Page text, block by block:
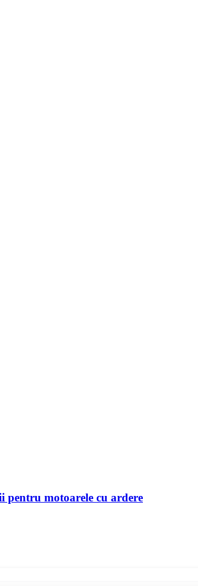
pentru motoarele cu ardere